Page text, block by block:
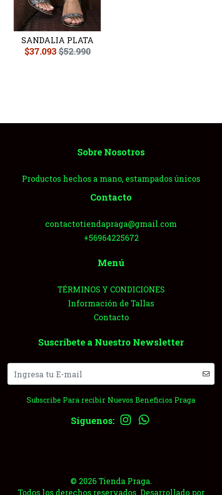
SANDALIA PLATA
$37.093$52.990
Sobre Nosotros
Productos hechos a mano, estampados únicos
Contacto
contactotiendapraga@gmail.com
+56964225672
Menú
TÉRMINOS Y CONDICIONES
Información de Tallas
Contacto
Suscríbete a Nuestro Newsletter
Subscribe Para recibir Nuevos Beneficios Praga
Síguenos:
© 2026 Tienda Praga.
Todos los derechos reservados. Desarrollado por